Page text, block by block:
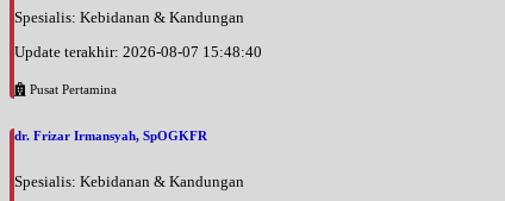
Spesialis: Kebidanan & Kandungan
Update terakhir: 2026-08-07 15:48:40
Pusat Pertamina
dr. Frizar Irmansyah, SpOGKFR
Spesialis: Kebidanan & Kandungan